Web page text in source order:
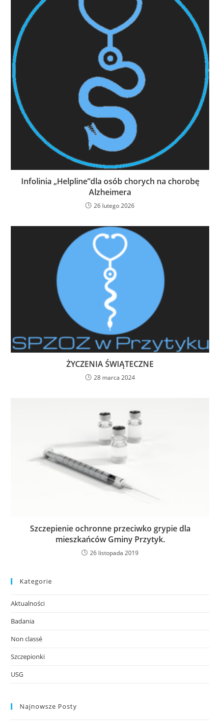
Infolinia „Helpline”dla osób chorych na chorobę
Alzheimera
26 lutego 2026
ŻYCZENIA ŚWIĄTECZNE
28 marca 2024
Szczepienie ochronne przeciwko grypie dla
mieszkańców Gminy Przytyk.
26 listopada 2019
Kategorie
Aktualności
Badania
Non classé
Szczepionki
USG
Najnowsze Posty